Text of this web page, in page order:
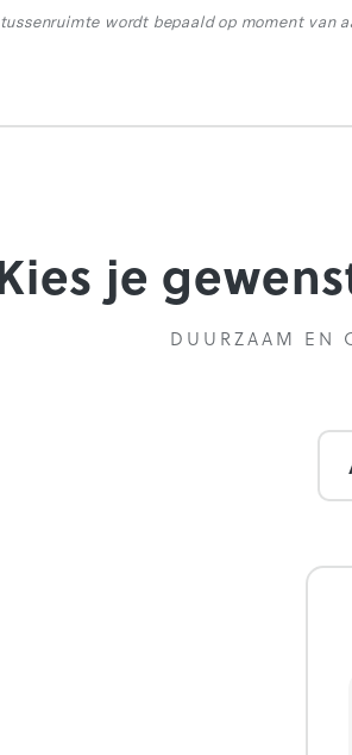
wordt bepaald op moment van
je
DUURZAAM EN